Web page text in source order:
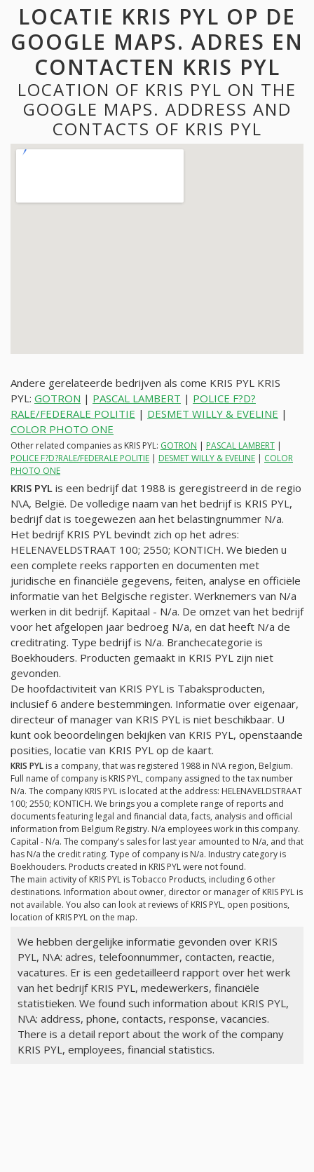
LOCATIE KRIS PYL OP DE
GOOGLE MAPS. ADRES EN
CONTACTEN KRIS PYL
LOCATION OF KRIS PYL ON THE
GOOGLE MAPS. ADDRESS AND
CONTACTS OF KRIS PYL
Andere gerelateerde bedrijven als come KRIS PYL KRIS
PYL: GOTRON | PASCAL LAMBERT | POLICE F?D?
RALE/FEDERALE POLITIE | DESMET WILLY & EVELINE |
COLOR PHOTO ONE
Other related companies as KRIS PYL: GOTRON | PASCAL LAMBERT |
POLICE F?D?RALE/FEDERALE POLITIE | DESMET WILLY & EVELINE | COLOR
PHOTO ONE
KRIS PYL is een bedrijf dat 1988 is geregistreerd in de regio
N\A, België. De volledige naam van het bedrijf is KRIS PYL,
bedrijf dat is toegewezen aan het belastingnummer N/a.
Het bedrijf KRIS PYL bevindt zich op het adres:
HELENAVELDSTRAAT 100; 2550; KONTICH. We bieden u
een complete reeks rapporten en documenten met
juridische en financiële gegevens, feiten, analyse en officiële
informatie van het Belgische register. Werknemers van N/a
werken in dit bedrijf. Kapitaal - N/a. De omzet van het bedrijf
voor het afgelopen jaar bedroeg N/a, en dat heeft N/a de
creditrating. Type bedrijf is N/a. Branchecategorie is
Boekhouders. Producten gemaakt in KRIS PYL zijn niet
gevonden.
De hoofdactiviteit van KRIS PYL is Tabaksproducten,
inclusief 6 andere bestemmingen. Informatie over eigenaar,
directeur of manager van KRIS PYL is niet beschikbaar. U
kunt ook beoordelingen bekijken van KRIS PYL, openstaande
posities, locatie van KRIS PYL op de kaart.
KRIS PYL is a company, that was registered 1988 in N\A region, Belgium.
Full name of company is KRIS PYL, company assigned to the tax number
N/a. The company KRIS PYL is located at the address: HELENAVELDSTRAAT
100; 2550; KONTICH. We brings you a complete range of reports and
documents featuring legal and financial data, facts, analysis and official
information from Belgium Registry. N/a employees work in this company.
Capital - N/a. The company's sales for last year amounted to N/a, and that
has N/a the credit rating. Type of company is N/a. Industry category is
Boekhouders. Products created in KRIS PYL were not found.
The main activity of KRIS PYL is Tobacco Products, including 6 other
destinations. Information about owner, director or manager of KRIS PYL is
not available. You also can look at reviews of KRIS PYL, open positions,
location of KRIS PYL on the map.
We hebben dergelijke informatie gevonden over KRIS
PYL, N\A: adres, telefoonnummer, contacten, reactie,
vacatures. Er is een gedetailleerd rapport over het werk
van het bedrijf KRIS PYL, medewerkers, financiële
statistieken. We found such information about KRIS PYL,
N\A: address, phone, contacts, response, vacancies.
There is a detail report about the work of the company
KRIS PYL, employees, financial statistics.